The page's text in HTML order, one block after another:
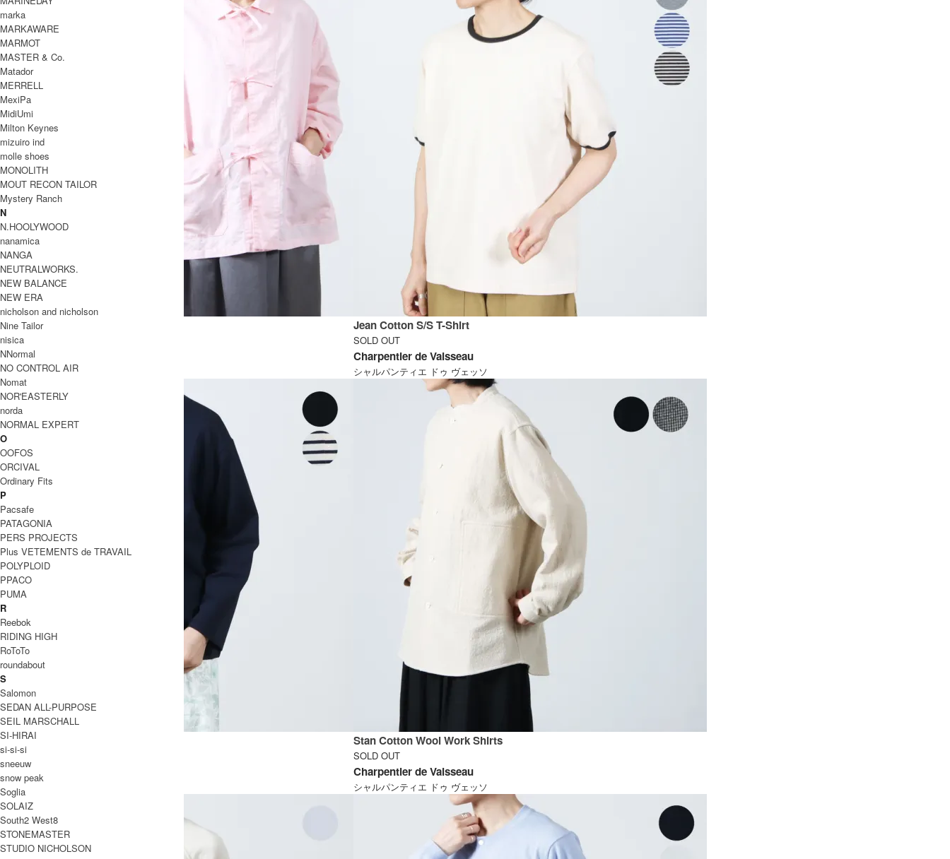
Tatum Co/Li Shirt Jacket
SOLD OUT
Jean Cotton S/S T-Shirt
SOLD OUT
Charpentier de Vaisseau
シャルパンティエ ドゥ ヴェッソ
Jamie Cotton Snap Button Cardigan
SOLD OUT
Charpentier de Vaisseau
シャルパンティエ ドゥ ヴェッソ
Stan Cotton Wool Work Shirts
SOLD OUT
Charpentier de Vaisseau
シャルパンティエ ドゥ ヴェッソ
Charpentier de Vaisseau
シャルパンティエ ドゥ ヴェッソ
marka
MARKAWARE
MARMOT
MASTER & Co.
Matador
MERRELL
MexiPa
MidiUmi
Milton Keynes
mizuiro ind
molle shoes
MONOLITH
MOUT RECON TAILOR
Mystery Ranch
N
N.HOOLYWOOD
nanamica
NANGA
NEUTRALWORKS.
NEW BALANCE
NEW ERA
nicholson and nicholson
Nine Tailor
nisica
NNormal
NO CONTROL AIR
Nomat
NOR'EASTERLY
norda
NORMAL EXPERT
O
OOFOS
ORCIVAL
Ordinary Fits
P
Pacsafe
PATAGONIA
PERS PROJECTS
Plus VETEMENTS de TRAVAIL
POLYPLOID
PPACO
PUMA
R
Reebok
RIDING HIGH
RoToTo
roundabout
S
Salomon
SEDAN ALL-PURPOSE
SEIL MARSCHALL
SI-HIRAI
si-si-si
sneeuw
snow peak
Soglia
SOLAIZ
South2 West8
STONEMASTER
STUDIO NICHOLSON